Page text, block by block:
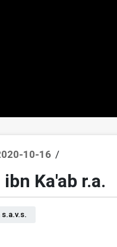
10-16 /
Ka'ab r.a.